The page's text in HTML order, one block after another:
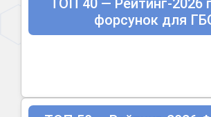
ТОП 40 — Рейтинг-2026
форсунок для